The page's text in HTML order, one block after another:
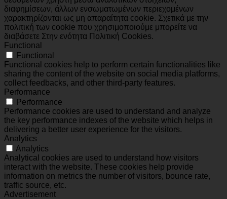
διαφημίσεων, άλλων ενσωματωμένων περιεχομένων
χαρακτηρίζονται ως μη απαραίτητα cookie. Σχετικά με την
πολιτική των cookie που χρησιμοποιούμε μπορείτε να
διαβάσετε Στην ενότητα Πολιτική Cookies.
Functional
Functional
Functional cookies help to perform certain functionalities like
sharing the content of the website on social media platforms,
collect feedbacks, and other third-party features.
Performance
Performance
Performance cookies are used to understand and analyze
the key performance indexes of the website which helps in
delivering a better user experience for the visitors.
Analytics
Analytics
Analytical cookies are used to understand how visitors
interact with the website. These cookies help provide
information on metrics the number of visitors, bounce rate,
traffic source, etc.
Advertisement